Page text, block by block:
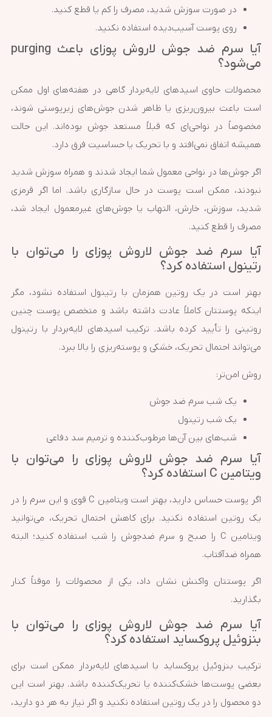
در صورت سوزش شدید، مصرف را کم یا قطع کنید.
روی پوست آسیب‌دیده استفاده نکنید.
آیا سرم ضد جوش لاروش پوزای باعث purging
می‌شود؟
محصولات حاوی اسیدهای لایه‌بردار گاهی در هفته‌های اول ممکن
است باعث بیرون‌ریزی یا ظاهر شدن جوش‌های زیرپوستی شوند،
مخصوصاً در نواحی‌ای که قبلاً مستعد جوش بوده‌اند. این حالت
همیشه اتفاق نمی‌افتد و با تحریک یا حساسیت فرق دارد.
اگر جوش‌ها در نواحی معمول شما ایجاد شدند و همراه سوزش شدید
نبودند، ممکن است پوست در حال سازگاری باشد. اما اگر قرمزی
شدید، سوزش، خارش، التهاب یا جوش‌های غیرمعمول ایجاد شد،
مصرف را قطع کنید.
آیا سرم ضد جوش لاروش پوزای را می‌توان با
رتینول استفاده کرد؟
بهتر است در یک روتین همزمان با رتینول استفاده نشود، مگر
اینکه پوستتان کاملاً عادت داشته باشد و متخصص پوست چنین
روتینی را تأیید کرده باشد. ترکیب اسیدهای لایه‌بردار با رتینول
می‌تواند احتمال تحریک، خشکی و پوسته‌ریزی را بالا ببرد.
روش امن‌تر:
یک شب سرم ضد جوش
یک شب رتینول
شب‌های بین آن‌ها مرطوب‌کننده و ترمیم سد دفاعی
آیا سرم ضد جوش لاروش پوزای را می‌توان با
ویتامین C استفاده کرد؟
اگر پوست حساس دارید، بهتر است ویتامین C قوی و این سرم را در
یک روتین استفاده نکنید. برای کاهش احتمال تحریک، می‌توانید
ویتامین C را صبح و سرم ضدجوش را شب استفاده کنید؛ البته
همراه ضدآفتاب.
اگر پوستتان واکنش نشان داد، یکی از محصولات را موقتاً کنار
بگذارید.
آیا سرم ضد جوش لاروش پوزای را می‌توان با
بنزوئیل پروکساید استفاده کرد؟
ترکیب بنزوئیل پروکساید با اسیدهای لایه‌بردار ممکن است برای
بعضی پوست‌ها خشک‌کننده یا تحریک‌کننده باشد. بهتر است این
دو محصول را در یک روتین استفاده نکنید و اگر نیاز به هر دو دارید،